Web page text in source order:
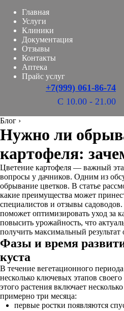
Главная
Услуги
Клиники
Документация
Отзывы
Контакты
Аптека
Прайс услуг
+7(999) 061-86-74
С 10.00 - 21.00
Блог ›
Нужно ли
картофеля:
Цветение картофеля — важный
вопросы у дачников. Одним из
обрывание цветков. В статье
какие преимущества может
специалистов и отзывы
поможет оптимизировать уход за
повысить урожайность, что
получить максимальный результат
Фазы и время
куста
В течение вегетационного
несколько ключевых этапов
этого растения включает
примерно три месяца:
первые ростки появляются